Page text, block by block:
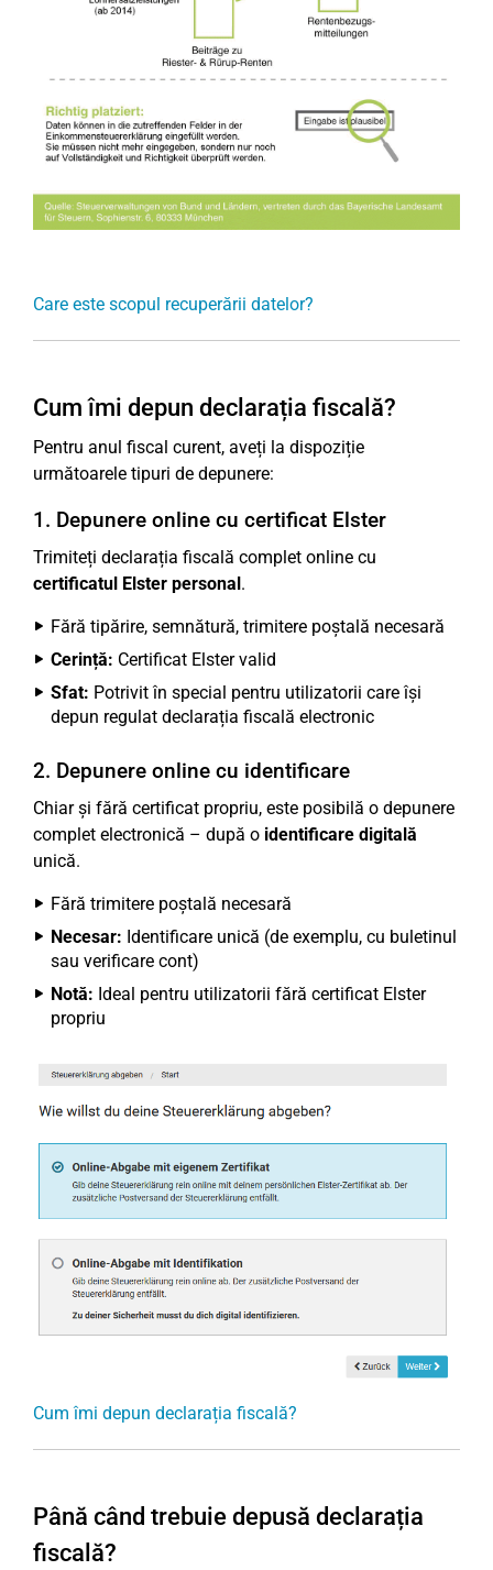
Care este scopul recuperării datelor?
Cum îmi depun declarația fiscală?
Pentru anul fiscal curent, aveți la dispoziție
următoarele tipuri de depunere:
1. Depunere online cu certificat Elster
Trimiteți declarația fiscală complet online cu
certificatul Elster personal .
Fără tipărire, semnătură, trimitere poștală necesară
Cerință: Certificat Elster valid
Sfat: Potrivit în special pentru utilizatorii care își
depun regulat declarația fiscală electronic
2. Depunere online cu identificare
Chiar și fără certificat propriu, este posibilă o depunere
complet electronică – după o identificare digitală
unică.
Fără trimitere poștală necesară
Necesar: Identificare unică (de exemplu, cu buletinul
sau verificare cont)
Notă: Ideal pentru utilizatorii fără certificat Elster
propriu
Cum îmi depun declarația fiscală?
Până când trebuie depusă declarația
fiscală?